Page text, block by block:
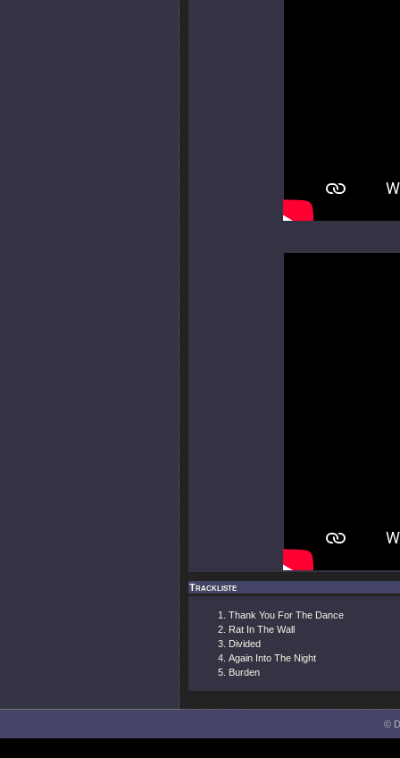
Trackliste
Thank You For The Dance
Rat In The Wall
Divided
Again Into The Night
Burden
©